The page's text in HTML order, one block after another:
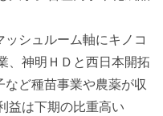
シュルーム軸にキノコ
、神明ＨＤと西日本開拓
など種苗事業や農薬が収
益は下期の比重高い